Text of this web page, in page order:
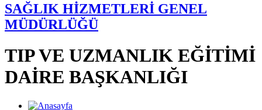
SAĞLIK HİZMETLERİ GENEL
MÜDÜRLÜĞÜ
TIP VE UZMANLIK EĞİTİMİ
DAİRE BAŞKANLIĞI